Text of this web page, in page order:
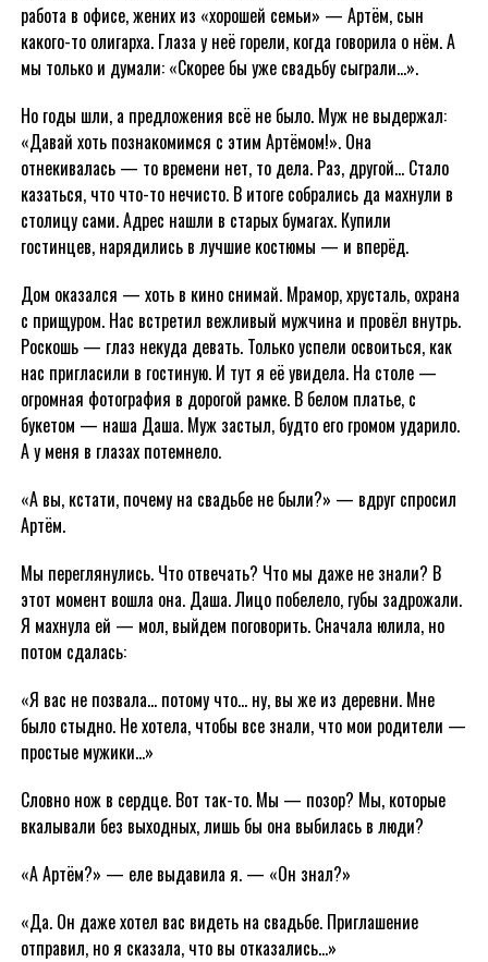
работа в офисе, жених из «хорошей семьи» — Артём, сын
какого-то олигарха. Глаза у неё горели, когда говорила о нём. А
мы только и думали: «Скорее бы уже свадьбу сыграли…».
Но годы шли, а предложения всё не было. Муж не выдержал:
«Давай хоть познакомимся с этим Артёмом!». Она
отнекивалась — то времени нет, то дела. Раз, другой… Стало
казаться, что что-то нечисто. В итоге собрались да махнули в
столицу сами. Адрес нашли в старых бумагах. Купили
гостинцев, нарядились в лучшие костюмы — и вперёд.
Дом оказался — хоть в кино снимай. Мрамор, хрусталь, охрана
с прищуром. Нас встретил вежливый мужчина и провёл внутрь.
Роскошь — глаз некуда девать. Только успели освоиться, как
нас пригласили в гостиную. И тут я её увидела. На столе —
огромная фотография в дорогой рамке. В белом платье, с
букетом — наша Даша. Муж застыл, будто его громом ударило.
А у меня в глазах потемнело.
«А вы, кстати, почему на свадьбе не были?» — вдруг спросил
Артём.
Мы переглянулись. Что отвечать? Что мы даже не знали? В
этот момент вошла она. Даша. Лицо побелело, губы задрожали.
Я махнула ей — мол, выйдем поговорить. Сначала юлила, но
потом сдалась:
«Я вас не позвала… потому что… ну, вы же из деревни. Мне
было стыдно. Не хотела, чтобы все знали, что мои родители —
простые мужики…»
Словно нож в сердце. Вот так-то. Мы — позор? Мы, которые
вкалывали без выходных, лишь бы она выбилась в люди?
«А Артём?» — еле выдавила я. — «Он знал?»
«Да. Он даже хотел вас видеть на свадьбе. Приглашение
отправил, но я сказала, что вы отказались…»